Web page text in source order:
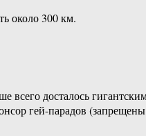
около 300 км.
всего досталось
гей-парадов